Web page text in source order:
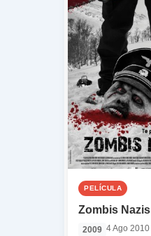
PELÍCULA
Zombis Nazis
2009 4 Ago 2010